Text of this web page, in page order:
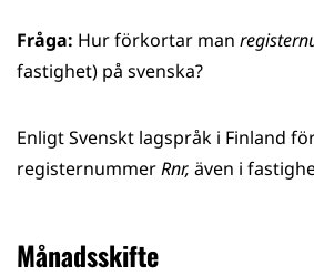
Fråga: Hur förkortar man
fastighet) på svenska?
Enligt Svenskt lagspråk i Finland
registernummerRnr, även i
Månadsskifte